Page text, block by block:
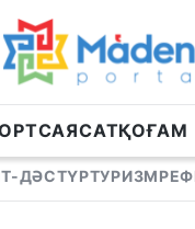
САЯСАТҚОҒАМ
ДӘСТҮРТУРИЗМ